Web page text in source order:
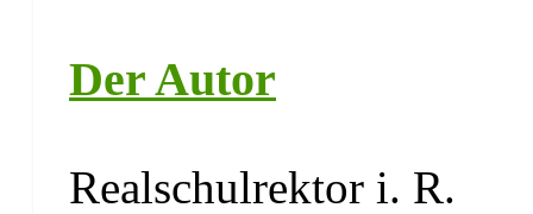
Der Autor
Realschulrektor i. R.